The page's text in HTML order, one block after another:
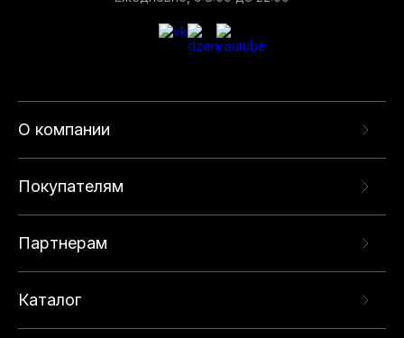
О компании
Покупателям
Партнерам
Каталог